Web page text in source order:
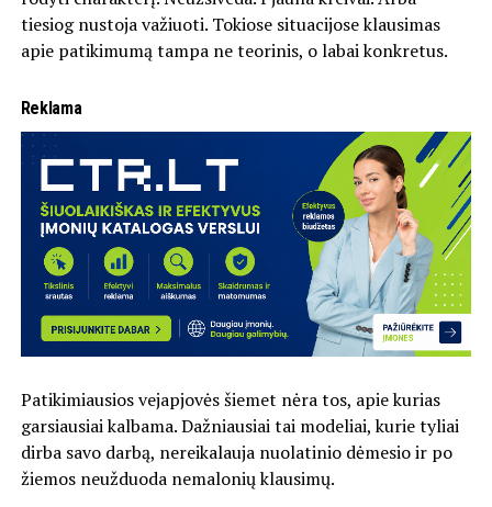
tiesiog nustoja važiuoti. Tokiose situacijose klausimas
apie patikimumą tampa ne teorinis, o labai konkretus.
Reklama
Patikimiausios vejapjovės šiemet nėra tos, apie kurias
garsiausiai kalbama. Dažniausiai tai modeliai, kurie tyliai
dirba savo darbą, nereikalauja nuolatinio dėmesio ir po
žiemos neužduoda nemalonių klausimų.